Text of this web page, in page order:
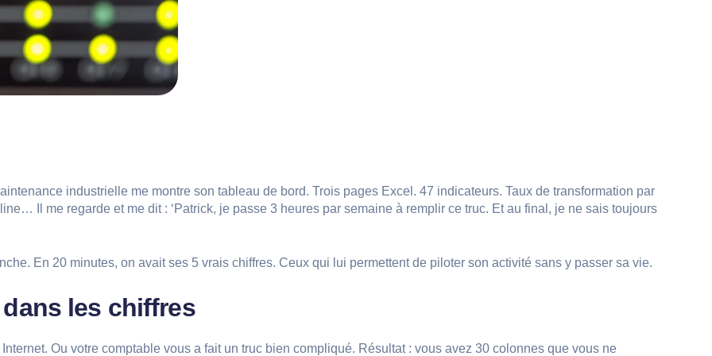
industrielle me montre son tableau de bord. Trois pages Excel. 47 indicateurs. Taux de transformation par
Il me regarde et me dit : ‘Patrick, je passe 3 heures par semaine à remplir ce truc. Et au final, je ne sais toujours
En 20 minutes, on avait ses 5 vrais chiffres. Ceux qui lui permettent de piloter son activité sans y passer sa vie.
les chiffres
Ou votre comptable vous a fait un truc bien compliqué. Résultat : vous avez 30 colonnes que vous ne